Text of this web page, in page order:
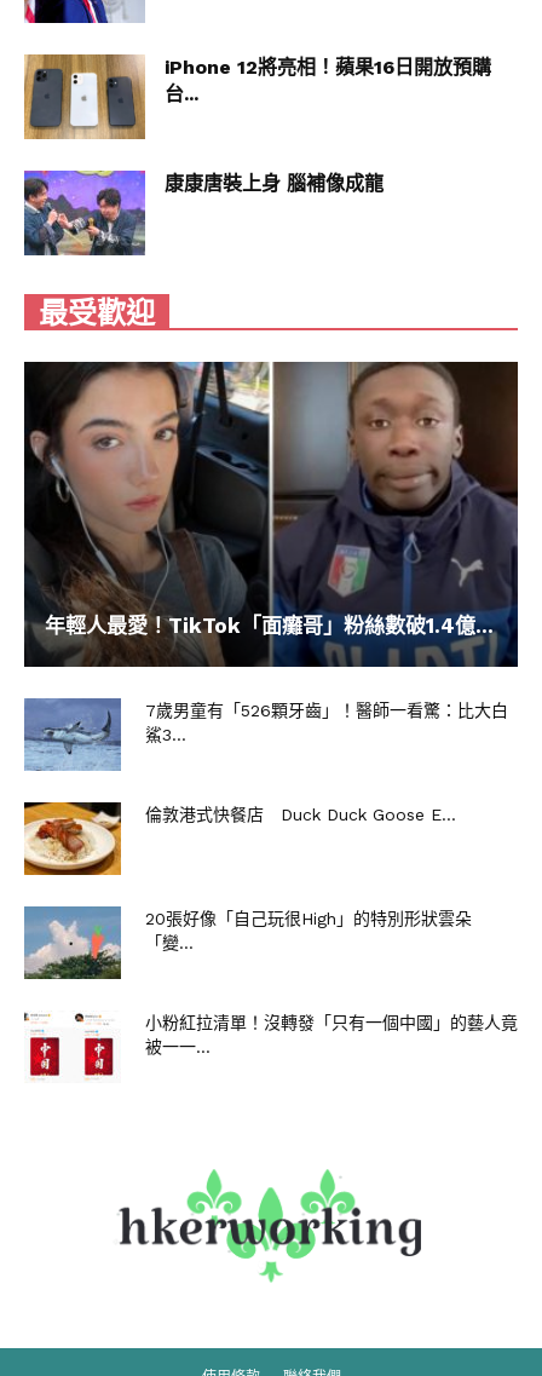
盡全力。因為都是全力演出所以一點也不輕鬆
（笑）。」先前，松本梨香聲優在接受 ORICON
NEWS 採訪時曾表示：「97 年動畫開播時，當時
觀看的小孩現在都是大人了，我想很多人大概都不
看動畫了。距離寶可夢大賽世界最強只剩一步之遙
了，不論是小孩或大人，也請大家在電視前為小智
加油！」
目標成為最強的寶可夢大師，2022 年 10 歲的小智
終於實現了當初 1997 年動畫中的夢想。
小智的寶可夢聯盟大會成績一覽
1999 年，寶可夢無印，石英聯盟 16 強
2002 年，寶可夢超世代，城都聯盟 8 強
2005 年，寶可夢超世代，豐緣聯盟 8 強
2010 年，寶可夢鑽石&珍珠，神奧聯盟 4 強
2013 年，寶可夢超級願望，合眾聯盟 8 強
2016 年，寶可夢XY，卡洛斯聯盟亞軍
2019 年，寶可夢太陽&月亮，阿羅拉聯盟初代冠
軍
iPhone 12將亮相！蘋果16日開放預購
台...
康康唐裝上身 腦補像成龍
最受歡迎
年輕人最愛！TikTok「面癱哥」粉絲數破1.4億...
7歲男童有「526顆牙齒」！醫師一看驚：比大白
鯊3...
倫敦港式快餐店 Duck Duck Goose E...
20張好像「自己玩很High」的特別形狀雲朵
「變...
小粉紅拉清單！沒轉發「只有一個中國」的藝人竟
被一一...